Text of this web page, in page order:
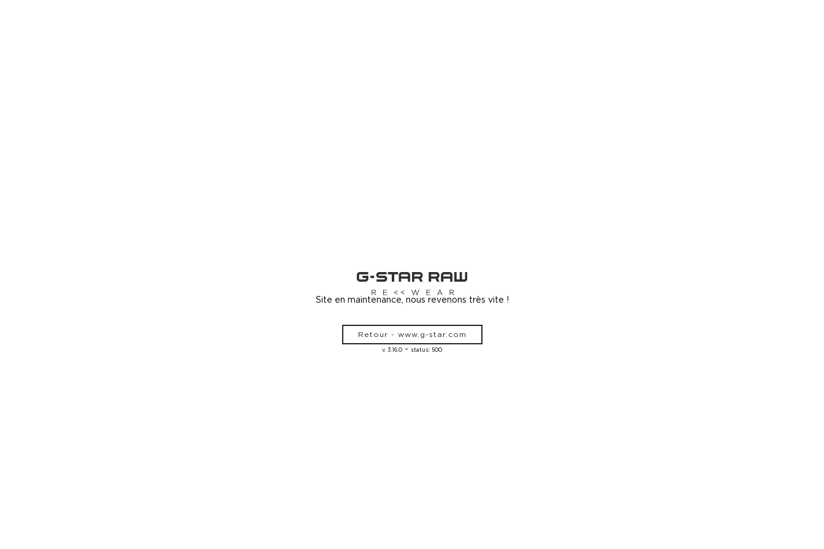
Site en maintenance, nous revenons très vite !
Retour - www.g-star.com
v. 3.16.0 - status: 500